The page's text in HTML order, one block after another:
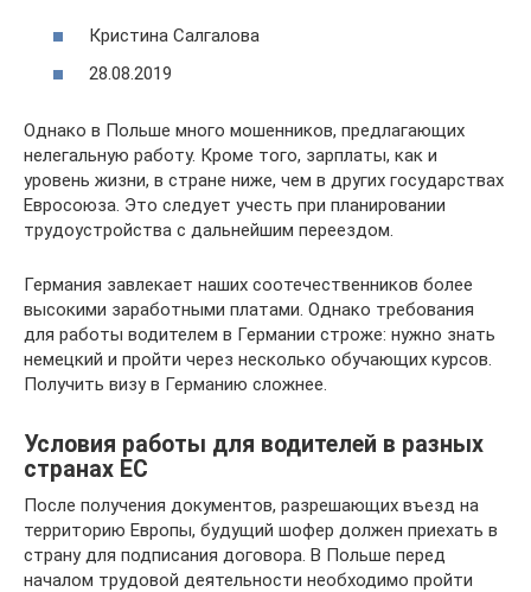
Кристина Салгалова
28.08.2019
Однако в Польше много мошенников, предлагающих
нелегальную работу. Кроме того, зарплаты, как и
уровень жизни, в стране ниже, чем в других государствах
Евросоюза. Это следует учесть при планировании
трудоустройства с дальнейшим переездом.
Германия завлекает наших соотечественников более
высокими заработными платами. Однако требования
для работы водителем в Германии строже: нужно знать
немецкий и пройти через несколько обучающих курсов.
Получить визу в Германию сложнее.
Условия работы для водителей в разных
странах ЕС
После получения документов, разрешающих въезд на
территорию Европы, будущий шофер должен приехать в
страну для подписания договора. В Польше перед
началом трудовой деятельности необходимо пройти